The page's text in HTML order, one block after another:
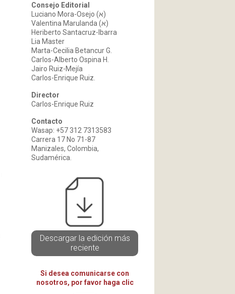
Consejo Editorial
Luciano Mora-Osejo (א)
Valentina Marulanda (א)
Heriberto Santacruz-Ibarra
Lia Master
Marta-Cecilia Betancur G.
Carlos-Alberto Ospina H.
Jairo Ruiz-Mejía
Carlos-Enrique Ruiz.
Director
Carlos-Enrique Ruiz
Contacto
Wasap: +57 312 7313583
Carrera 17 No 71-87
Manizales, Colombia,
Sudamérica.
Descargar la edición más
reciente
Si desea comunicarse con
nosotros, por favor haga clic